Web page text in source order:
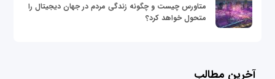
متاورس چیست و چگونه زندگی مردم در جهان دیجیتال را
متحول خواهد کرد؟
آخرین مطالب